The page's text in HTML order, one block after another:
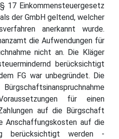
17 Einkommensteuergesetz
der GmbH geltend, welcher
anerkannt wurde.
die Aufwendungen für
nicht an. Die Kläger
berücksichtigt
FG war unbegründet. Die
für einen
auf die Bürgschaft
Anschaffungskosten auf die
berücksichtigt werden -